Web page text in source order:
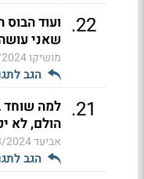
22
. ועוד
שאני
מושיקו20:04
הגב
21
. למה שוחד
הולם, לא
אביעד19:43
הגב